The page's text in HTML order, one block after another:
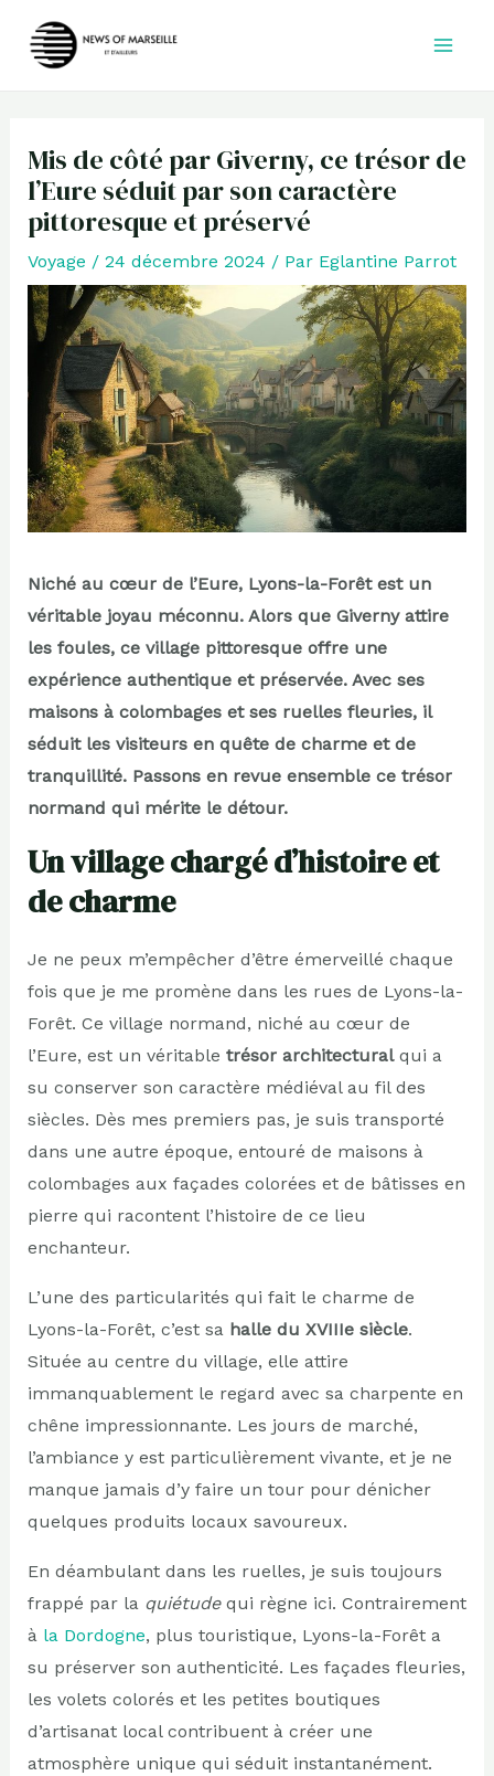
Mis de côté par Giverny, ce trésor de
l’Eure séduit par son caractère
pittoresque et préservé
Voyage / 24 décembre 2024 / Par Eglantine Parrot
Niché au cœur de l’Eure, Lyons-la-Forêt est un
véritable joyau méconnu. Alors que Giverny attire
les foules, ce village pittoresque offre une
expérience authentique et préservée. Avec ses
maisons à colombages et ses ruelles fleuries, il
séduit les visiteurs en quête de charme et de
tranquillité. Passons en revue ensemble ce trésor
normand qui mérite le détour.
Un village chargé d’histoire et
de charme
Je ne peux m’empêcher d’être émerveillé chaque
fois que je me promène dans les rues de Lyons-la-
Forêt. Ce village normand, niché au cœur de
l’Eure, est un véritable trésor architecturalqui a
su conserver son caractère médiéval au fil des
siècles. Dès mes premiers pas, je suis transporté
dans une autre époque, entouré de maisons à
colombages aux façades colorées et de bâtisses en
pierre qui racontent l’histoire de ce lieu
enchanteur.
L’une des particularités qui fait le charme de
Lyons-la-Forêt, c’est sa halle du XVIIIe siècle.
Située au centre du village, elle attire
immanquablement le regard avec sa charpente en
chêne impressionnante. Les jours de marché,
l’ambiance y est particulièrement vivante, et je ne
manque jamais d’y faire un tour pour dénicher
quelques produits locaux savoureux.
En déambulant dans les ruelles, je suis toujours
frappé par la quiétudequi règne ici. Contrairement
à la Dordogne, plus touristique, Lyons-la-Forêt a
su préserver son authenticité. Les façades fleuries,
les volets colorés et les petites boutiques
d’artisanat local contribuent à créer une
atmosphère unique qui séduit instantanément.